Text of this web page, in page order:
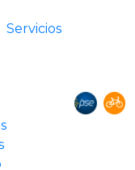
Servicios